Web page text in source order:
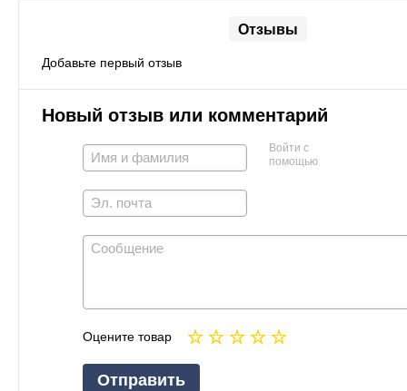
Отзывы
Добавьте первый отзыв
Новый отзыв или комментарий
Войти с
помощью
Оцените товар
Отправить